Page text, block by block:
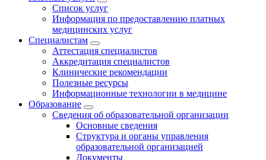
Список услуг
Информация по предоставлению платных
медицинских услуг
Специалистам
Аттестация специалистов
Аккредитация специалистов
Клинические рекомендации
Полезные ресурсы
Информационные технологии в медицине
Образование
Сведения об образовательной организации
Основные сведения
Структура и органы управления
образовательной организацией
Документы